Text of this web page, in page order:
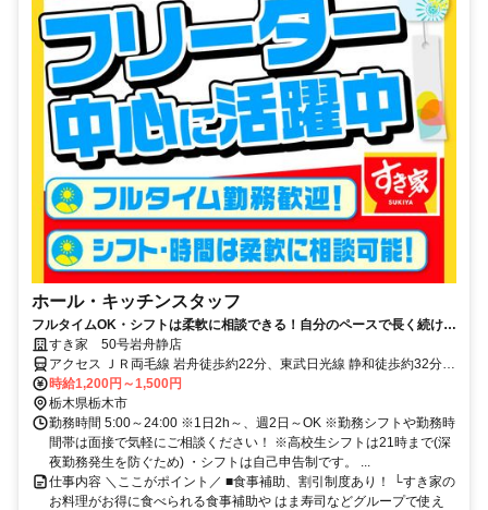
ホール・キッチンスタッフ
フルタイムOK・シフトは柔軟に相談できる！自分のペースで長く続けら
れる職場です◎
すき家 50号岩舟静店
アクセス ＪＲ両毛線 岩舟徒歩約22分、東武日光線 静和徒歩約32分、
東武日光線 新大平下西口徒歩約66分 例弊使街道沿い、島村近く
時給1,200円～1,500円
栃木県栃木市
勤務時間 5:00～24:00 ※1日2h～、週2日～OK ※勤務シフトや勤務時
間帯は面接で気軽にご相談ください！ ※高校生シフトは21時まで(深
夜勤務発生を防ぐため) ・シフトは自己申告制です。 ...
仕事内容 ＼ここがポイント／ ■食事補助、割引制度あり！ └すき家の
お料理がお得に食べられる食事補助や はま寿司などグループで使え